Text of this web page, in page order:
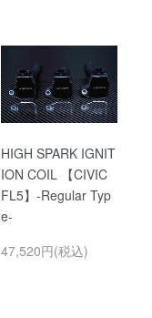
HIGH SPARK IGNIT
ION COIL 【CIVIC
FL5】-Regular Typ
e-
47,520円(税込)